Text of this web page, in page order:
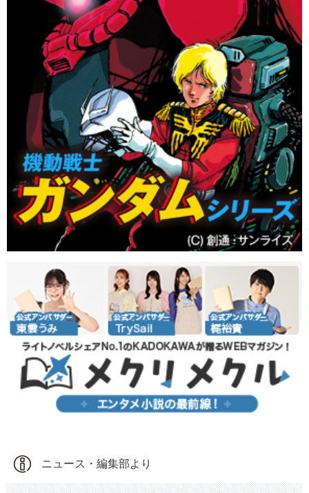
ニュース・編集部より